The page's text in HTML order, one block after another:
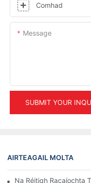
Comhad
Message
SUBMIT YOUR
AIRTEAGAIL MOLTA
Na Réitigh Racaíochta